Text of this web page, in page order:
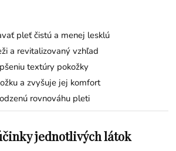
pleť čistú a menej lesklú
a revitalizovaný vzhľad
textúry pokožky
a zvyšuje jej komfort
rovnováhu pleti
jednotlivých látok